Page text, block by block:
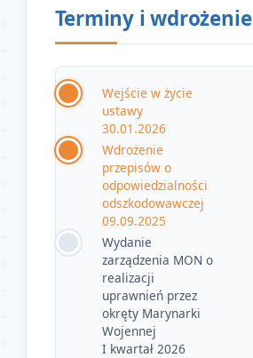
Terminy i wdrożenie
Wejście w życie
ustawy
30.01.2026
Wdrożenie
przepisów o
odpowiedzialności
odszkodowawczej
09.09.2025
Wydanie
zarządzenia MON o
realizacji
uprawnień przez
okręty Marynarki
Wojennej
I kwartał 2026